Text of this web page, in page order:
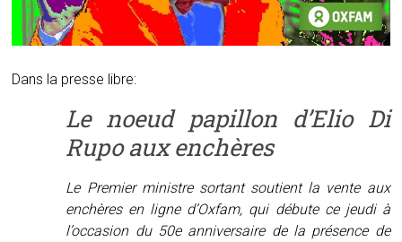
Dans la presse libre:
Le noeud papillon d’Elio Di
Rupo aux enchères
Le Premier ministre sortant soutient la vente aux
enchères en ligne d’Oxfam, qui débute ce jeudi à
l’occasion du 50e anniversaire de la présence de